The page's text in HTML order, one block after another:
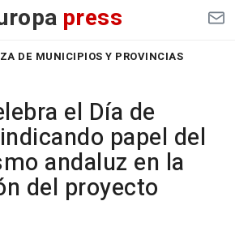
press
DE MUNICIPIOS Y PROVINCIAS
el Día de
papel del
andaluz en la
del proyecto